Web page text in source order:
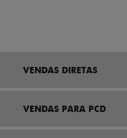
VENDAS DIRETAS
VENDAS PARA PCD